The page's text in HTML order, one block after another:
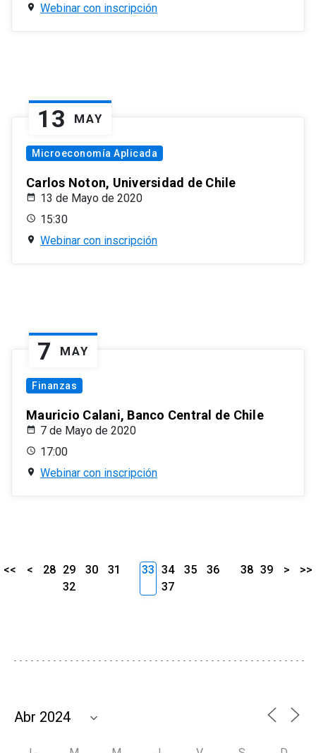
Webinar con inscripción
13 MAY
Microeconomía Aplicada
Carlos Noton, Universidad de Chile
13 de Mayo de 2020
15:30
Webinar con inscripción
7 MAY
Finanzas
Mauricio Calani, Banco Central de Chile
7 de Mayo de 2020
17:00
Webinar con inscripción
<< < 28 29 30
31
32
33 34 35
36
37
38 39 > >>